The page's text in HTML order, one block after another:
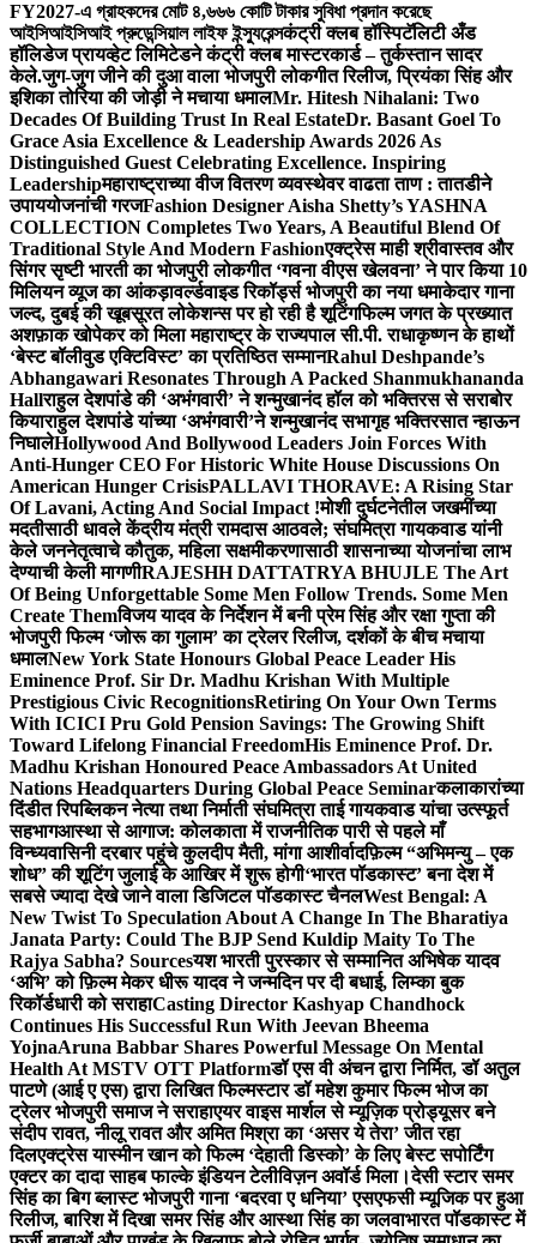
FY2027-এ গ্রাহকদের মোট ৪,৬৬৬ কোটি টাকার সুবিধা প্রদান করেছে
আইসিআইসিআই প্রুডেন্সিয়াল লাইফ ইন্স্যুরেন্সकंट्री क्लब हॉस्पिटॅलिटी अँड
हॉलिडेज प्रायव्हेट लिमिटेडने कंट्री क्लब मास्टरकार्ड – तुर्कस्तान सादर
केले.जुग-जुग जीने की दुआ वाला भोजपुरी लोकगीत रिलीज, प्रियंका सिंह और
इशिका तोरिया की जोड़ी ने मचाया धमालMr. Hitesh Nihalani: Two
Decades Of Building Trust In Real EstateDr. Basant Goel To
Grace Asia Excellence & Leadership Awards 2026 As
Distinguished Guest Celebrating Excellence. Inspiring
Leadershipमहाराष्ट्राच्या वीज वितरण व्यवस्थेवर वाढता ताण : तातडीने
उपाययोजनांची गरजFashion Designer Aisha Shetty’s YASHNA
COLLECTION Completes Two Years, A Beautiful Blend Of
Traditional Style And Modern Fashionएक्ट्रेस माही श्रीवास्तव और
सिंगर सृष्टी भारती का भोजपुरी लोकगीत ‘गवना वीएस खेलवना’ ने पार किया 10
मिलियन व्यूज का आंकड़ावर्ल्डवाइड रिकॉर्ड्स भोजपुरी का नया धमाकेदार गाना
जल्द, दुबई की खूबसूरत लोकेशन्स पर हो रही है शूटिंगफिल्म जगत के प्रख्यात
अशफ़ाक खोपेकर को मिला महाराष्ट्र के राज्यपाल सी.पी. राधाकृष्णन के हाथों
‘बेस्ट बॉलीवुड एक्टिविस्ट’ का प्रतिष्ठित सम्मानRahul Deshpande’s
Abhangawari Resonates Through A Packed Shanmukhananda
Hallराहुल देशपांडे की ‘अभंगवारी’ ने शन्मुखानंद हॉल को भक्तिरस से सराबोर
कियाराहुल देशपांडे यांच्या ‘अभंगवारी’ने शन्मुखानंद सभागृह भक्तिरसात न्हाऊन
निघालेHollywood And Bollywood Leaders Join Forces With
Anti-Hunger CEO For Historic White House Discussions On
American Hunger CrisisPALLAVI THORAVE: A Rising Star
Of Lavani, Acting And Social Impact !मोशी दुर्घटनेतील जखमींच्या
मदतीसाठी धावले केंद्रीय मंत्री रामदास आठवले; संघमित्रा गायकवाड यांनी
केले जननेतृत्वाचे कौतुक, महिला सक्षमीकरणासाठी शासनाच्या योजनांचा लाभ
देण्याची केली मागणीRAJESHH DATTATRYA BHUJLE The Art
Of Being Unforgettable Some Men Follow Trends. Some Men
Create Themविजय यादव के निर्देशन में बनी प्रेम सिंह और रक्षा गुप्ता की
भोजपुरी फिल्म ‘जोरू का गुलाम’ का ट्रेलर रिलीज, दर्शकों के बीच मचाया
धमालNew York State Honours Global Peace Leader His
Eminence Prof. Sir Dr. Madhu Krishan With Multiple
Prestigious Civic RecognitionsRetiring On Your Own Terms
With ICICI Pru Gold Pension Savings: The Growing Shift
Toward Lifelong Financial FreedomHis Eminence Prof. Dr.
Madhu Krishan Honoured Peace Ambassadors At United
Nations Headquarters During Global Peace Seminarकलाकारांच्या
दिंडीत रिपब्लिकन नेत्या तथा निर्माती संघमित्रा ताई गायकवाड यांचा उत्स्फूर्त
सहभागआस्था से आगाज: कोलकाता में राजनीतिक पारी से पहले माँ
विन्ध्यवासिनी दरबार पहुंचे कुलदीप मैती, मांगा आशीर्वादफ़िल्म “अभिमन्यु – एक
शोध” की शूटिंग जुलाई के आखिर में शुरू होगी‘भारत पॉडकास्ट’ बना देश में
सबसे ज्यादा देखे जाने वाला डिजिटल पॉडकास्ट चैनलWest Bengal: A
New Twist To Speculation About A Change In The Bharatiya
Janata Party: Could The BJP Send Kuldip Maity To The
Rajya Sabha? Sourcesयश भारती पुरस्कार से सम्मानित अभिषेक यादव
‘अभि’ को फ़िल्म मेकर धीरू यादव ने जन्मदिन पर दी बधाई, लिम्का बुक
रिकॉर्डधारी को सराहाCasting Director Kashyap Chandhock
Continues His Successful Run With Jeevan Bheema
YojnaAruna Babbar Shares Powerful Message On Mental
Health At MSTV OTT Platformडॉ एस वी अंचन द्वारा निर्मित, डॉ अतुल
पाटणे (आई ए एस) द्वारा लिखित फिल्मस्टार डॉ महेश कुमार फिल्म भोज का
ट्रेलर भोजपुरी समाज ने सराहाएयर वाइस मार्शल से म्यूज़िक प्रोड्यूसर बने
संदीप रावत, नीलू रावत और अमित मिश्रा का ‘असर ये तेरा’ जीत रहा
दिलएक्ट्रेस यास्मीन खान को फिल्म ‘देहाती डिस्को’ के लिए बेस्ट सपोर्टिंग
एक्टर का दादा साहब फाल्के इंडियन टेलीविज़न अवॉर्ड मिला।देसी स्टार समर
सिंह का बिग ब्लास्ट भोजपुरी गाना ‘बदरवा ए धनिया’ एसएफसी म्यूजिक पर हुआ
रिलीज, बारिश में दिखा समर सिंह और आस्था सिंह का जलवाभारत पॉडकास्ट में